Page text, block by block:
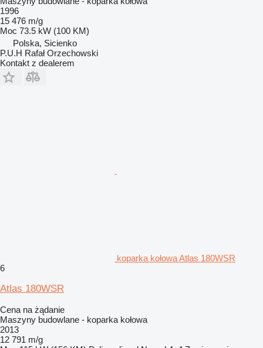
1996
15 476 m/g
Moc 73.5 kW (100 KM)
Polska, Sicienko
P.U.H Rafał Orzechowski
Kontakt z dealerem
koparka kołowa Atlas 180WSR
6
Atlas 180WSR
Cena na żądanie
Maszyny budowlane - koparka kołowa
2013
12 791 m/g